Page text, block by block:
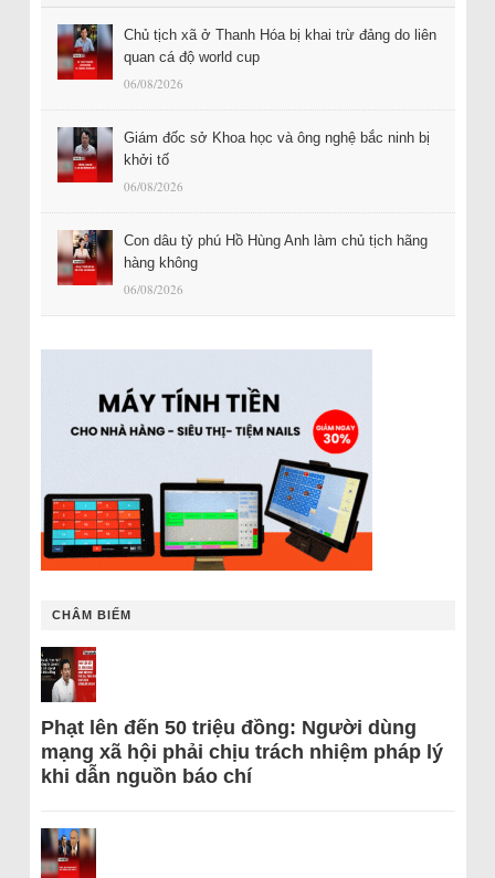
Chủ tịch xã ở Thanh Hóa bị khai trừ đảng do liên
quan cá độ world cup
06/08/2026
Giám đốc sở Khoa học và ông nghệ bắc ninh bị
khởi tố
06/08/2026
Con dâu tỷ phú Hồ Hùng Anh làm chủ tịch hãng
hàng không
06/08/2026
CHÂM BIẾM
Phạt lên đến 50 triệu đồng: Người dùng
mạng xã hội phải chịu trách nhiệm pháp lý
khi dẫn nguồn báo chí